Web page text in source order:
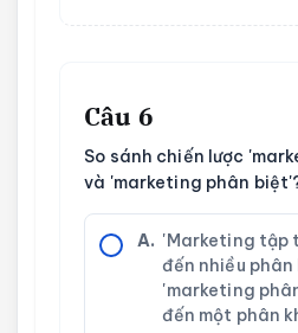
Câu 6
So sánh chiến lược
và 'marketing phân
A. 'Marketing tập
đến nhiều phân
'marketing
đến một phân